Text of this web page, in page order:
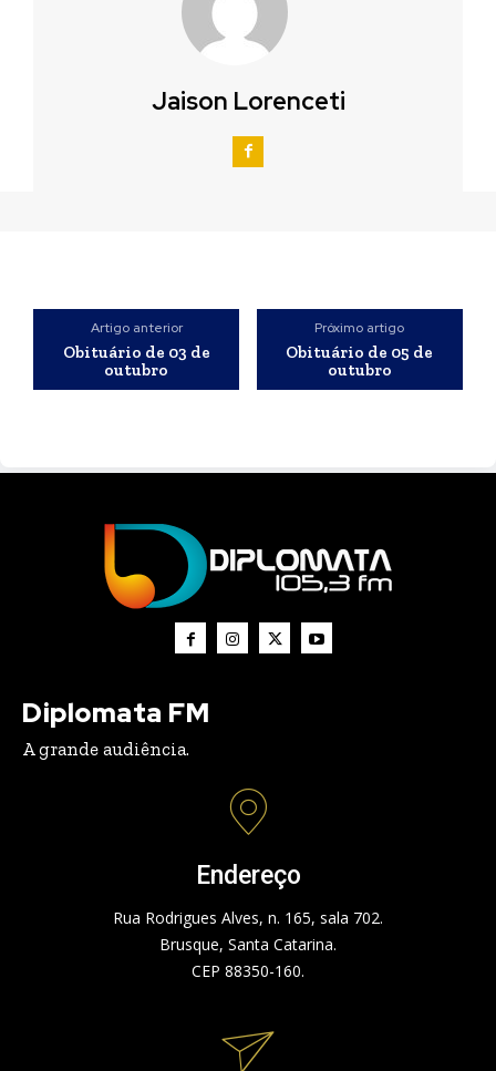
Jaison Lorenceti
Artigo anterior
Obituário de 03 de
outubro
Próximo artigo
Obituário de 05 de
outubro
Diplomata FM
A grande audiência.
Endereço
Rua Rodrigues Alves, n. 165, sala 702.
Brusque, Santa Catarina.
CEP 88350-160.